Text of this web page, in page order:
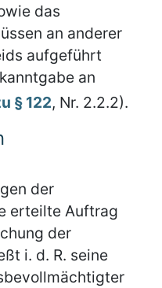
das
an anderer
aufgeführt
an
§ 122, Nr. 2.2.2).
der
erteilte Auftrag
der
i. d. R. seine